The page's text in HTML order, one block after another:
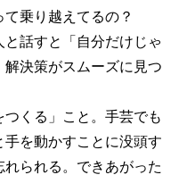
乗り越えてるの？
話すと「自分だけじゃ
決策がスムーズに見つ
くる」こと。手芸でも
を動かすことに没頭す
られる。できあがった